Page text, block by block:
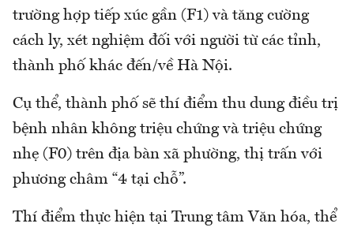
trường hợp tiếp xúc gần (F1) và tăng cường
cách ly, xét nghiệm đối với người từ các tỉnh,
thành phố khác đến/về Hà Nội.
Cụ thể, thành phố sẽ thí điểm thu dung điều trị
bệnh nhân không triệu chứng và triệu chứng
nhẹ (F0) trên địa bàn xã phường, thị trấn với
phương châm “4 tại chỗ”.
Thí điểm thực hiện tại Trung tâm Văn hóa, thể